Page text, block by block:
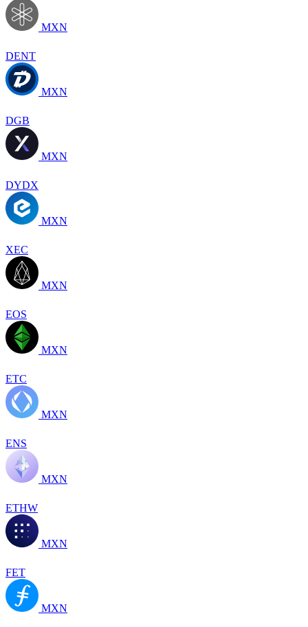
MXN
DENT
MXN
DGB
MXN
DYDX
MXN
XEC
MXN
EOS
MXN
ETC
MXN
ENS
MXN
ETHW
MXN
FET
MXN